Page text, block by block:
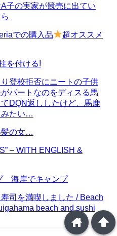
子の実家が競売に出てい
での購入品
超オススメ
を付ける!
登校拒否にニートの子供
パートなのをディスる馬
DQN返ししたけど、馬鹿
みたい…
髪の女…
– WITH ENGLISH &
海岸でキャンプ
司を満喫しました / Beach
beach and sushi
arrowup
home